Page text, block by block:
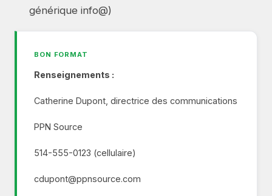
générique info@)
BON FORMAT
Renseignements :
Catherine Dupont, directrice des communications
PPN Source
514-555-0123 (cellulaire)
cdupont@ppnsource.com